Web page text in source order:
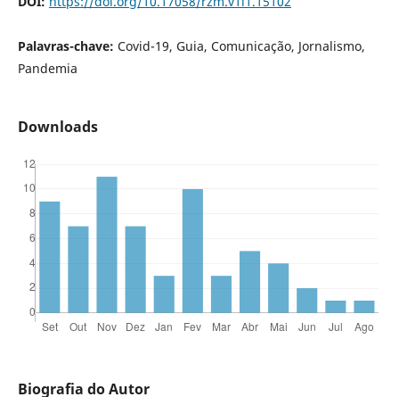
Palavras-chave: Covid-19, Guia, Comunicação, Jornalismo,
Pandemia
Downloads
Biografia do Autor